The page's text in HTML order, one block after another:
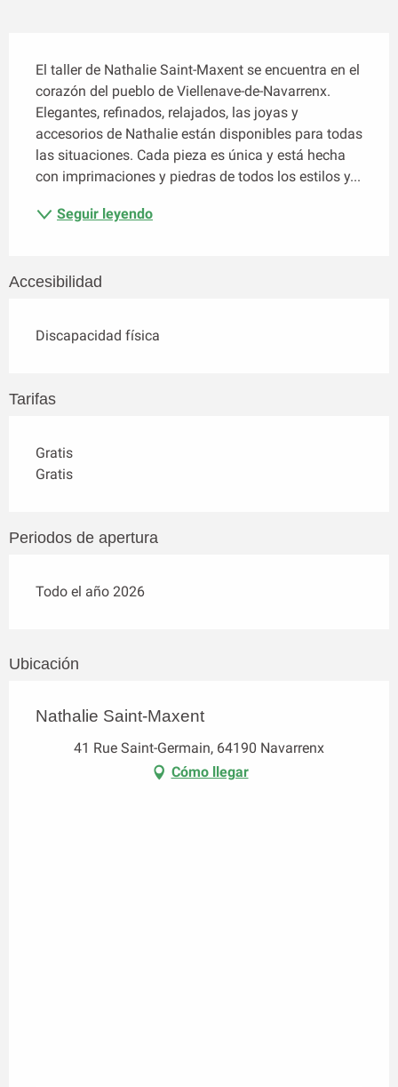
El taller de Nathalie Saint-Maxent se encuentra en el
corazón del pueblo de Viellenave-de-Navarrenx.
Elegantes, refinados, relajados, las joyas y
accesorios de Nathalie están disponibles para todas
las situaciones. Cada pieza es única y está hecha
con imprimaciones y piedras de todos los estilos y...
Seguir leyendo
Accesibilidad
Discapacidad física
Tarifas
Gratis
Gratis
Periodos de apertura
Todo el año 2026
Ubicación
Nathalie Saint-Maxent
41 Rue Saint-Germain, 64190 Navarrenx
Cómo llegar